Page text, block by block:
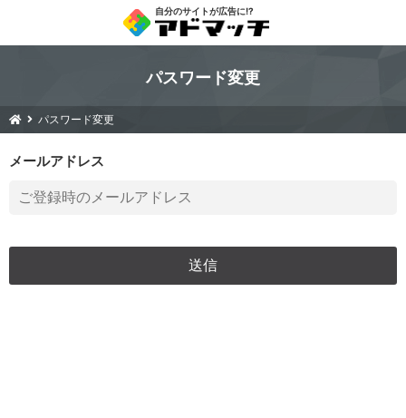
自分のサイトが広告に!?
パスワード変更
パスワード変更
メールアドレス
送信